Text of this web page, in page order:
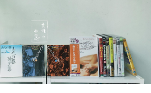
# まち
# だんち
ちず